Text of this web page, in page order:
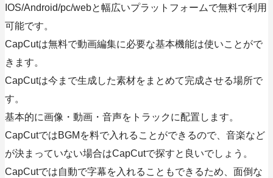
IOS/Android/pc/webと幅広いプラットフォームで無料で利用
可能です。
CapCutは無料で動画編集に必要な基本機能は使いことがで
きます。
CapCutは今まで生成した素材をまとめて完成させる場所で
す。
基本的に画像・動画・音声をトラックに配置します。
CapCutではBGMを料で入れることができるので、音楽など
が決まっていない場合はCapCutで探すと良いでしょう。
CapCutでは自動で字幕を入れることもできるため、面倒な